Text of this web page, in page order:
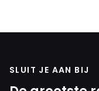
Belachelijk wat
SLUIT JE AAN BIJ